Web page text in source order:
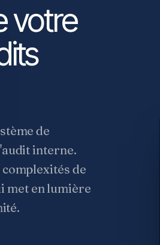
votre
de
interne.
de
met en lumière